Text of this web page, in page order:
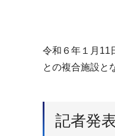
令和６年１月11
との複合施設と
記者発